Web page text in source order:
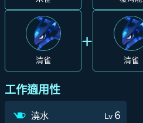
清雀
+
清雀
工作適用性
澆水 Lv 6